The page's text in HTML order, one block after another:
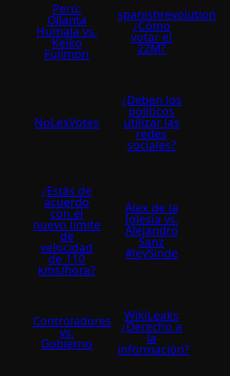
Perú:
Ollanta
Humala vs.
Keiko
Fujimori
spanishrevolution
¿Cómo
votar el
22M?
NoLesVotes
¿Deben los
polí­ticos
utilizar las
redes
sociales?
¿Estás de
acuerdo
con el
nuevo lí­mite
de
velocidad
de 110
kms/hora?
Álex de la
Iglesia vs.
Alejandro
Sanz
#leySinde
Controladores
vs.
Gobierno
WikiLeaks
¿Derecho a
la
información?